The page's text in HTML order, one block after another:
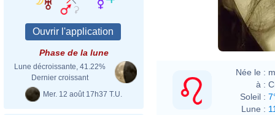
Phase de la lune
Lune décroissante, 41.22%
Dernier croissant
Mer. 12 août 17h37 T.U.
Née le :
à :
Soleil :
Lune :